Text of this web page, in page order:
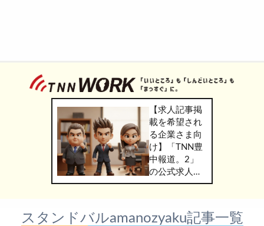
【求人記事掲
載を希望され
る企業さま向
け】「TNN豊
中報道。2」
の公式求人情
報サービス
WORK」のご
掲載につきま
スタンドバルamanozyaku記事一覧